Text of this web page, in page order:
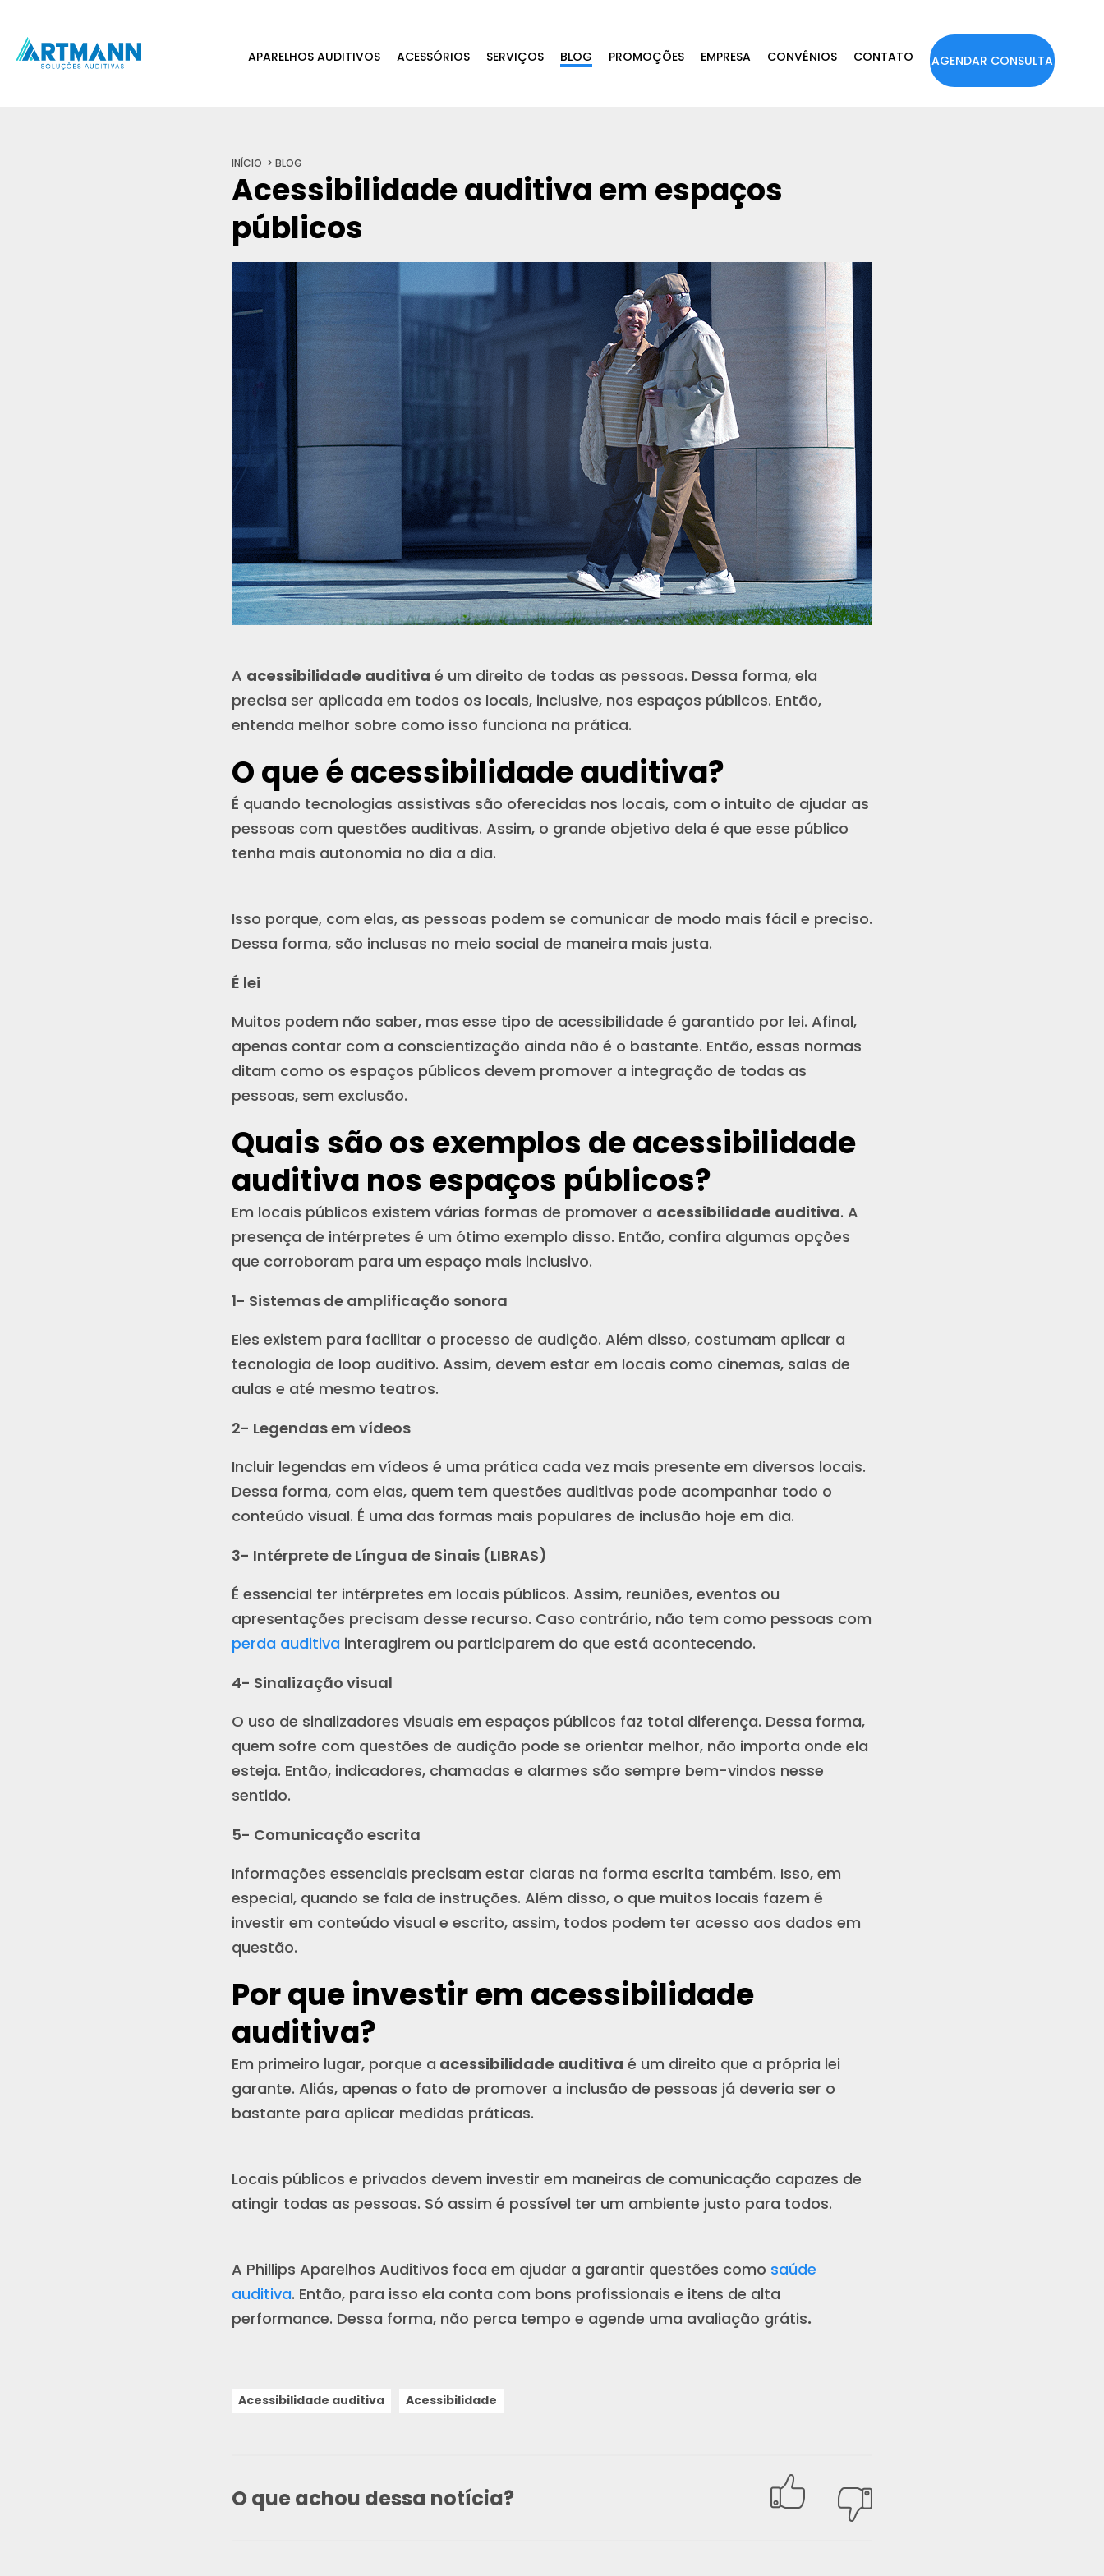
AGENDAR CONSULTA
APARELHOS AUDITIVOS ACESSÓRIOS SERVIÇOS BLOG PROMOÇÕES EMPRESA CONVÊNIOS CONTATO
INÍCIO BLOG
Acessibilidade auditiva em espaços
públicos
A acessibilidade auditiva é um direito de todas as pessoas. Dessa forma, ela
precisa ser aplicada em todos os locais, inclusive, nos espaços públicos. Então,
entenda melhor sobre como isso funciona na prática.
O que é acessibilidade auditiva?
É quando tecnologias assistivas são oferecidas nos locais, com o intuito de ajudar as
pessoas com questões auditivas. Assim, o grande objetivo dela é que esse público
tenha mais autonomia no dia a dia.
Isso porque, com elas, as pessoas podem se comunicar de modo mais fácil e preciso.
Dessa forma, são inclusas no meio social de maneira mais justa.
É lei
Muitos podem não saber, mas esse tipo de acessibilidade é garantido por lei. Afinal,
apenas contar com a conscientização ainda não é o bastante. Então, essas normas
ditam como os espaços públicos devem promover a integração de todas as
pessoas, sem exclusão.
Quais são os exemplos de acessibilidade
auditiva nos espaços públicos?
Em locais públicos existem várias formas de promover a acessibilidade auditiva. A
presença de intérpretes é um ótimo exemplo disso. Então, confira algumas opções
que corroboram para um espaço mais inclusivo.
1- Sistemas de amplificação sonora
Eles existem para facilitar o processo de audição. Além disso, costumam aplicar a
tecnologia de loop auditivo. Assim, devem estar em locais como cinemas, salas de
aulas e até mesmo teatros.
2- Legendas em vídeos
Incluir legendas em vídeos é uma prática cada vez mais presente em diversos locais.
Dessa forma, com elas, quem tem questões auditivas pode acompanhar todo o
conteúdo visual. É uma das formas mais populares de inclusão hoje em dia.
3- Intérprete de Língua de Sinais (LIBRAS)
É essencial ter intérpretes em locais públicos. Assim, reuniões, eventos ou
apresentações precisam desse recurso. Caso contrário, não tem como pessoas com
perda auditiva interagirem ou participarem do que está acontecendo.
4- Sinalização visual
O uso de sinalizadores visuais em espaços públicos faz total diferença. Dessa forma,
quem sofre com questões de audição pode se orientar melhor, não importa onde ela
esteja. Então, indicadores, chamadas e alarmes são sempre bem-vindos nesse
sentido.
5- Comunicação escrita
Informações essenciais precisam estar claras na forma escrita também. Isso, em
especial, quando se fala de instruções. Além disso, o que muitos locais fazem é
investir em conteúdo visual e escrito, assim, todos podem ter acesso aos dados em
questão.
Por que investir em acessibilidade
auditiva?
Em primeiro lugar, porque a acessibilidade auditiva é um direito que a própria lei
garante. Aliás, apenas o fato de promover a inclusão de pessoas já deveria ser o
bastante para aplicar medidas práticas.
Locais públicos e privados devem investir em maneiras de comunicação capazes de
atingir todas as pessoas. Só assim é possível ter um ambiente justo para todos.
A Phillips Aparelhos Auditivos foca em ajudar a garantir questões como saúde
auditiva. Então, para isso ela conta com bons profissionais e itens de alta
performance. Dessa forma, não perca tempo e agende uma avaliação grátis.
Acessibilidade auditiva Acessibilidade
O que achou dessa notícia?